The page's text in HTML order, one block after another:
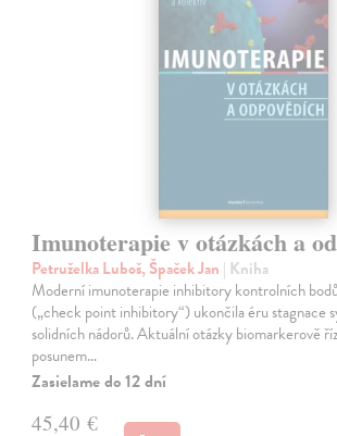
Imunoterapie v otázkách a
Petruželka Luboš, Špaček Jan | Kniha
Moderní imunoterapie inhibitory kontrolních
(„check point inhibitory“) ukončila éru stagnace
solidních nádorů. Aktuální otázky biomarkerově
posunem…
Zasielame do 12 dní
45,40 €